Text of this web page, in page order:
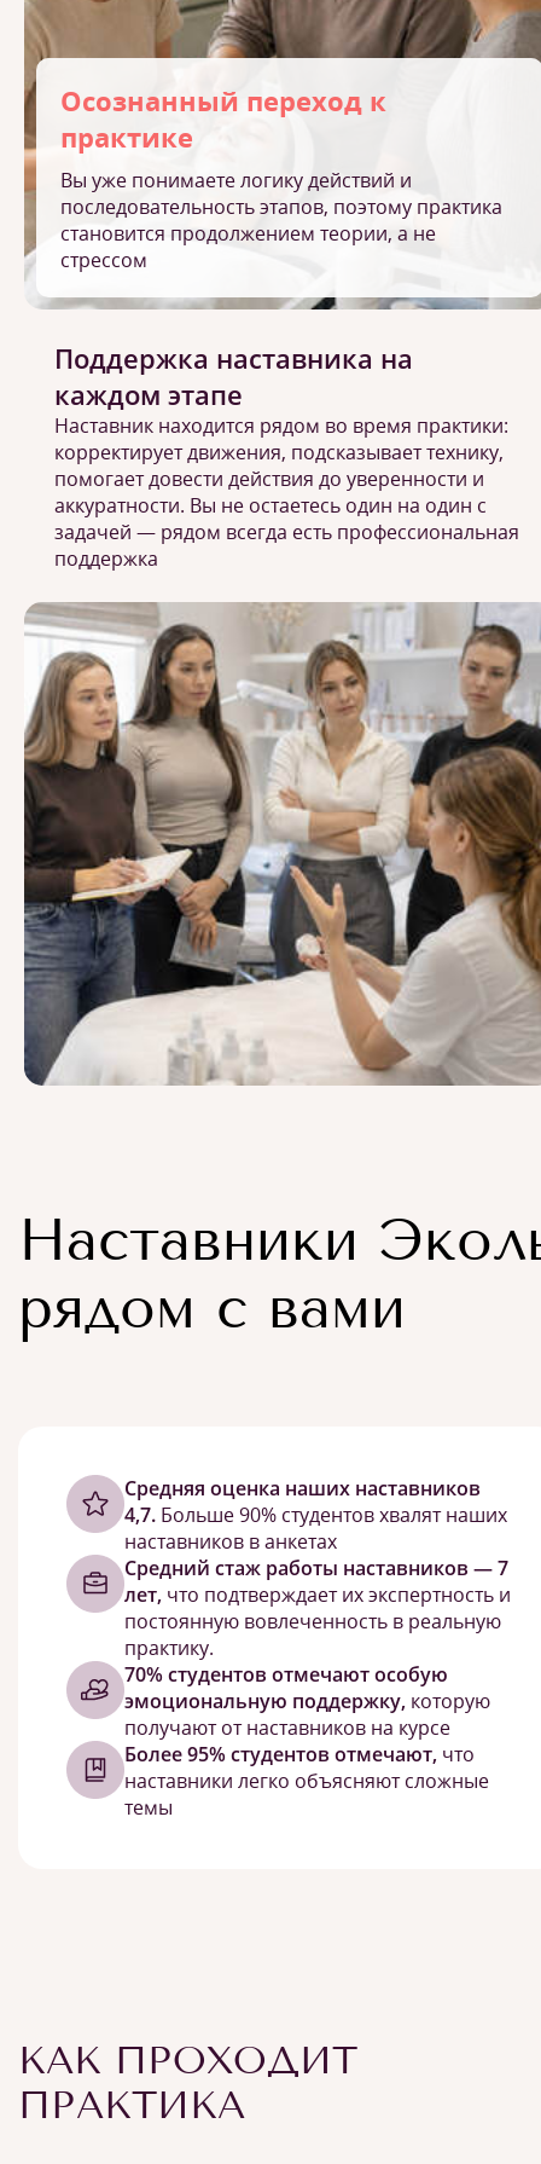
Осознанный переход к
практике
Вы уже понимаете логику действий и
последовательность этапов, поэтому практика
становится продолжением теории, а не
стрессом
Поддержка наставника на
каждом этапе
Наставник находится рядом во время практики:
корректирует движения, подсказывает технику,
помогает довести действия до уверенности и
аккуратности. Вы не остаетесь один на один с
задачей — рядом всегда есть профессиональная
поддержка
Наставники
рядом с вами
Cредняя оценка наших наставников
4,7. Больше 90% студентов хвалят наших
наставников в анкетах
Средний стаж работы наставников — 7
лет, что подтверждает их экспертность и
постоянную вовлеченность в реальную
практику.
70% студентов отмечают особую
эмоциональную поддержку, которую
получают от наставников на курсе
Более 95% студентов отмечают, что
наставники легко объясняют сложные
темы
КАК ПРОХОДИТ
ПРАКТИКА